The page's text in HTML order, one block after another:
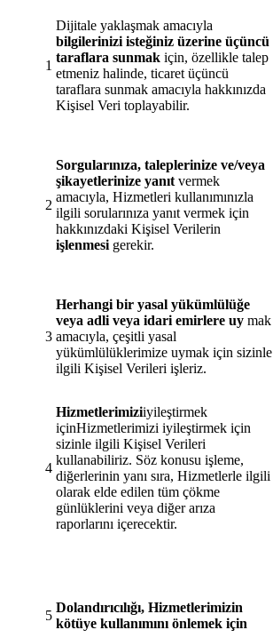
1
Dijitale yaklaşmak amacıyla
bilgilerinizi isteğiniz üzerine üçüncü
taraflara sunmak için, özellikle talep
etmeniz halinde, ticaret üçüncü
taraflara sunmak amacıyla hakkınızda
Kişisel Veri toplayabilir.
2
Sorgularınıza, taleplerinize ve/veya
şikayetlerinize yanıt vermek
amacıyla, Hizmetleri kullanımınızla
ilgili sorularınıza yanıt vermek için
hakkınızdaki Kişisel Verilerin
işlenmesi gerekir.
3
Herhangi bir yasal yükümlülüğe
veya adli veya idari emirlere uy mak
amacıyla, çeşitli yasal
yükümlülüklerimize uymak için sizinle
ilgili Kişisel Verileri işleriz.
4
Hizmetlerimiziiyileştirmek
içinHizmetlerimizi iyileştirmek için
sizinle ilgili Kişisel Verileri
kullanabiliriz. Söz konusu işleme,
diğerlerinin yanı sıra, Hizmetlerle ilgili
olarak elde edilen tüm çökme
günlüklerini veya diğer arıza
raporlarını içerecektir.
5
Dolandırıcılığı, Hizmetlerimizin
kötüye kullanımını önlemek için